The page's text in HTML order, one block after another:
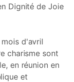
Dignité de Joie
d'avril
charisme sont
en réunion en
et